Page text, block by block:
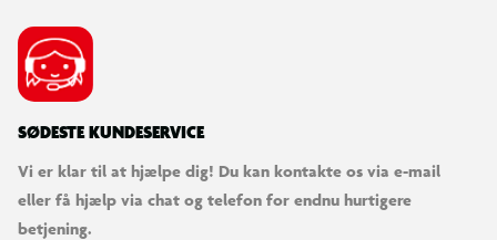
SØDESTE KUNDESERVICE
Vi er klar til at hjælpe dig! Du kan kontakte os via e-mail
eller få hjælp via chat og telefon for endnu hurtigere
betjening.